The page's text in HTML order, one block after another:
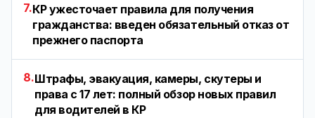
7.КР ужесточает правила для получения
гражданства: введен обязательный отказ от
прежнего паспорта
8.Штрафы, эвакуация, камеры, скутеры и
права с 17 лет: полный обзор новых правил
для водителей в КР